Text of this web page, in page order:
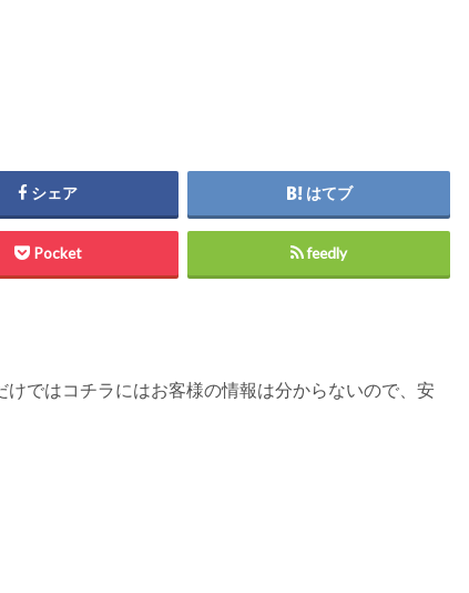
シェア はてブ
Pocket feedly
ではコチラにはお客様の情報は分からないので、安